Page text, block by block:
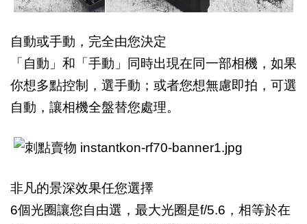
自動或手動，完全由您決定
「自動」和「手動」同時出現在同一部相機，如果
你想多點控制，選手動；或者您想無慮即拍，可選
自動，讓相機全盤替您處理。
非凡的景深效果任您選擇
6個光圈讓您自由選，最大光圈是f/5.6，相等於在